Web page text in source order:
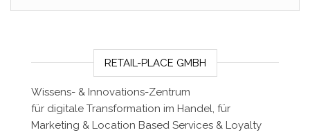
RETAIL-PLACE GMBH
Wissens- & Innovations-Zentrum
für digitale Transformation im Handel, für
Marketing & Location Based Services & Loyalty